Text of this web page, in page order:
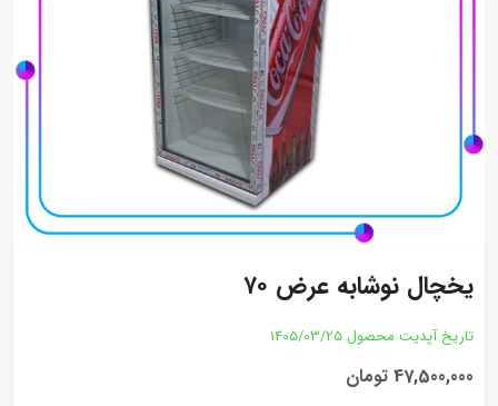
یخچال نوشابه عرض ۷۰
تاریخ آپدیت محصول 1405/03/25
47,500,000 تومان